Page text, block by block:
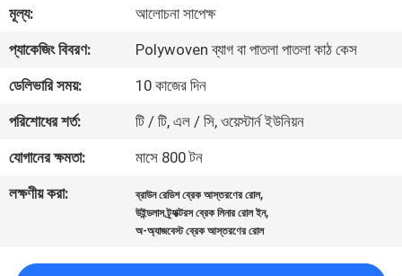
নিয়ন্ত্রণ
যোগাযোগ
করুন
উদ্ধৃতির
জন্য
মূল্য:
আলোচনা সাপেক্ষ
প্যাকেজিং বিবরণ:
Polywoven ব্যাগ বা পাতলা পাতলা কাঠ কেস
ডেলিভারি সময়:
10 কাজের দিন
পরিশোধের শর্ত:
টি / টি, এল / সি, ওয়েস্টার্ন ইউনিয়ন
যোগানের ক্ষমতা:
মাসে 800 টন
লক্ষণীয় করা:
ব্রাউন রেডিশ ব্রেক আস্তরণের রোল,
উইন্ডলাস ট্র্যাক্টরস ব্রেক লিনার রোল ইন,
অ-অ্যাজবেস্ট ব্রেক আস্তরণের রোল